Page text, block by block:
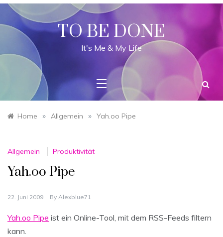
Skip
content
TO BE DONE
It's Me & My Life
Home » Allgemein » Yah.oo Pipe
Allgemein Produktivität
Yah.oo Pipe
22. Juni 2009 By Alexblue71
Yah.oo Pipe ist ein Online-Tool, mit dem RSS-Feeds filtern
kann.